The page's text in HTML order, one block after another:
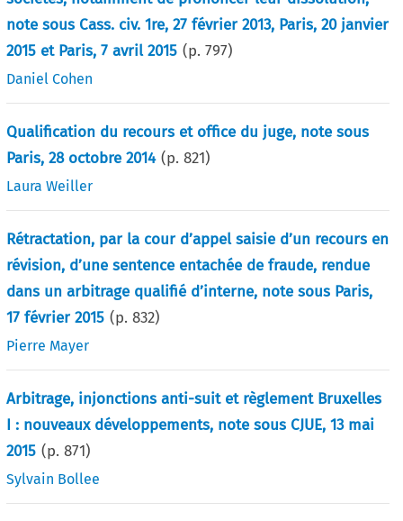
note sous Cass. civ. 1re, 27 février 2013, Paris, 20 janvier
2015 et Paris, 7 avril 2015 (p.797)
Daniel Cohen
Qualification du recours et office du juge, note sous
Paris, 28 octobre 2014 (p.821)
Laura Weiller
Rétractation, par la cour d’appel saisie d’un recours en
révision, d’une sentence entachée de fraude, rendue
dans un arbitrage qualifié d’interne, note sous Paris,
17 février 2015 (p.832)
Pierre Mayer
Arbitrage, injonctions anti-suit et règlement Bruxelles
I : nouveaux développements, note sous CJUE, 13 mai
2015 (p.871)
Sylvain Bollee